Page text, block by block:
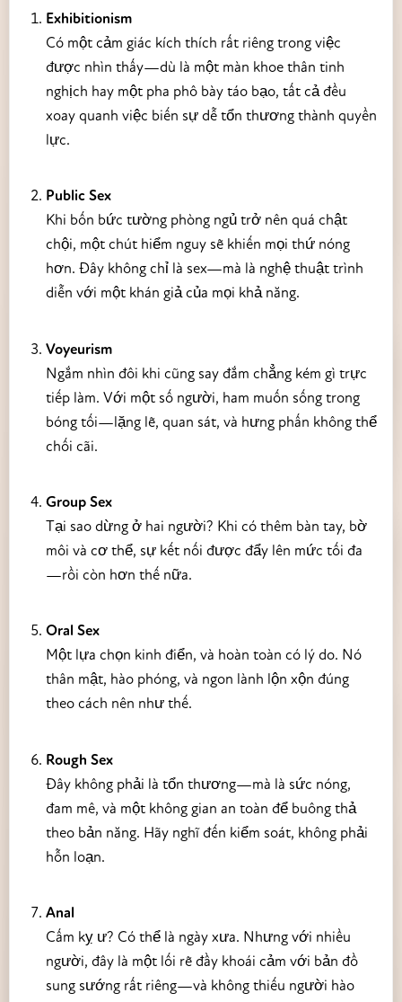
Exhibitionism
Có một cảm giác kích thích rất riêng trong việc
được nhìn thấy—dù là một màn khoe thân tinh
nghịch hay một pha phô bày táo bạo, tất cả đều
xoay quanh việc biến sự dễ tổn thương thành quyền
lực.
Public Sex
Khi bốn bức tường phòng ngủ trở nên quá chật
chội, một chút hiểm nguy sẽ khiến mọi thứ nóng
hơn. Đây không chỉ là sex—mà là nghệ thuật trình
diễn với một khán giả của mọi khả năng.
Voyeurism
Ngắm nhìn đôi khi cũng say đắm chẳng kém gì trực
tiếp làm. Với một số người, ham muốn sống trong
bóng tối—lặng lẽ, quan sát, và hưng phấn không thể
chối cãi.
Group Sex
Tại sao dừng ở hai người? Khi có thêm bàn tay, bờ
môi và cơ thể, sự kết nối được đẩy lên mức tối đa
—rồi còn hơn thế nữa.
Oral Sex
Một lựa chọn kinh điển, và hoàn toàn có lý do. Nó
thân mật, hào phóng, và ngon lành lộn xộn đúng
theo cách nên như thế.
Rough Sex
Đây không phải là tổn thương—mà là sức nóng,
đam mê, và một không gian an toàn để buông thả
theo bản năng. Hãy nghĩ đến kiểm soát, không phải
hỗn loạn.
Anal
Cấm kỵ ư? Có thể là ngày xưa. Nhưng với nhiều
người, đây là một lối rẽ đầy khoái cảm với bản đồ
sung sướng rất riêng—và không thiếu người hào